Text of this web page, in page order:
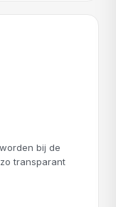
bij de
transparant